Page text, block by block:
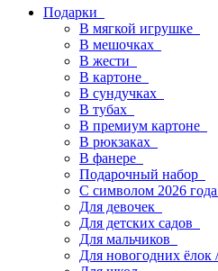
Подарки
В мягкой игрушке
В мешочках
В жести
В картоне
В сундучках
В тубах
В премиум картоне
В рюкзаках
В фанере
Подарочный набор
С символом 2026 года
Для девочек
Для детских садов
Для мальчиков
Для новогодних ёлок